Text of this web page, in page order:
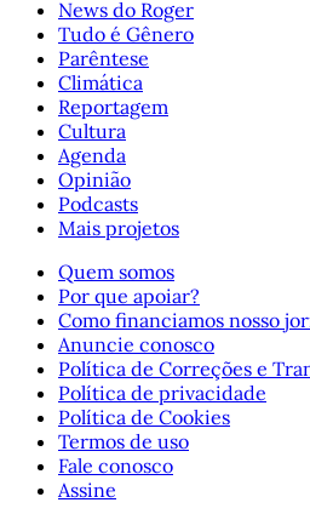
News do Roger
Tudo é Gênero
Parêntese
Climática
Reportagem
Cultura
Agenda
Opinião
Podcasts
Mais projetos
Quem somos
Por que apoiar?
Como financiamos nosso
Anuncie conosco
Política de Correções e
Política de privacidade
Política de Cookies
Termos de uso
Fale conosco
Assine